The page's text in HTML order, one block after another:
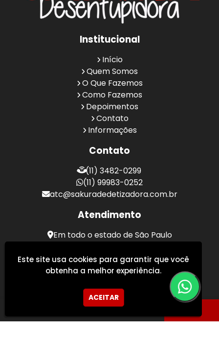
Institucional
Início
Quem Somos
O Que Fazemos
Como Fazemos
Depoimentos
Contato
Informações
Contato
(11) 3482-0299
(11) 99983-0252
atc@sakuradedetizadora.com.br
Atendimento
Em todo o estado de São Paulo
Este site usa cookies para garantir que você
obtenha a melhor experiência.
ACEITAR